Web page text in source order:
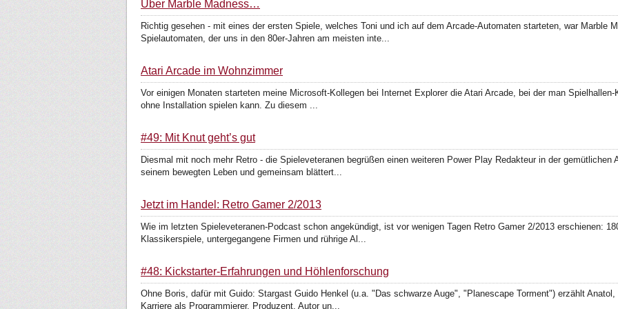
Über Marble Madness…
Richtig gesehen - mit eines der ersten Spiele, welches Toni und ich auf dem Arcade-Automaten starteten, war Marble
Spielautomaten, der uns in den 80er-Jahren am meisten inte...
Atari Arcade im Wohnzimmer
Vor einigen Monaten starteten meine Microsoft-Kollegen bei Internet Explorer die Atari Arcade, bei der man
ohne Installation spielen kann. Zu diesem ...
#49: Mit Knut geht’s gut
Diesmal mit noch mehr Retro - die Spieleveteranen begrüßen einen weiteren Power Play Redakteur in der gemütlichen
seinem bewegten Leben und gemeinsam blättert...
Jetzt im Handel: Retro Gamer 2/2013
Wie im letzten Spieleveteranen-Podcast schon angekündigt, ist vor wenigen Tagen Retro Gamer 2/2013 erschienen:
Klassikerspiele, untergegangene Firmen und rührige Al...
#48: Kickstarter-Erfahrungen und Höhlenforschung
Ohne Boris, dafür mit Guido: Stargast Guido Henkel (u.a. "Das schwarze Auge", "Planescape Torment") erzählt
Karriere als Programmierer, Produzent, Autor un...